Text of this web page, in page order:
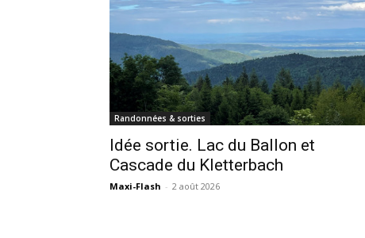
Randonnées & sorties
Idée sortie. Lac du Ballon et
Cascade du Kletterbach
Maxi-Flash - 2 août 2026